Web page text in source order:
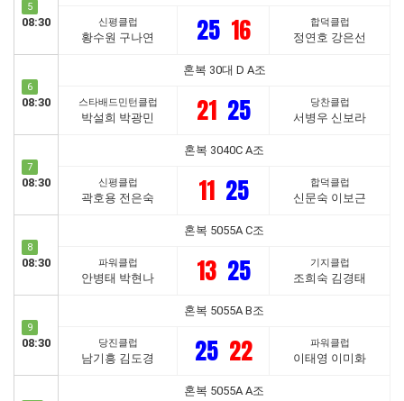
5
08:30 신평클럽
황수원 구나연 25 16 합덕클럽
정연호 강은선
6
08:30
혼복 30대 D A조
스타배드민턴클럽
박설희 박광민 21 25 당찬클럽
서병우 신보라
7
08:30
혼복 3040C A조
신평클럽
곽호용 전은숙 11 25 합덕클럽
신문숙 이보근
8
08:30
혼복 5055A C조
파워클럽
안병태 박현나 13 25 기지클럽
조희숙 김경태
9
08:30
혼복 5055A B조
당진클럽
남기흥 김도경 25 22 파워클럽
이태영 이미화
혼복 5055A A조